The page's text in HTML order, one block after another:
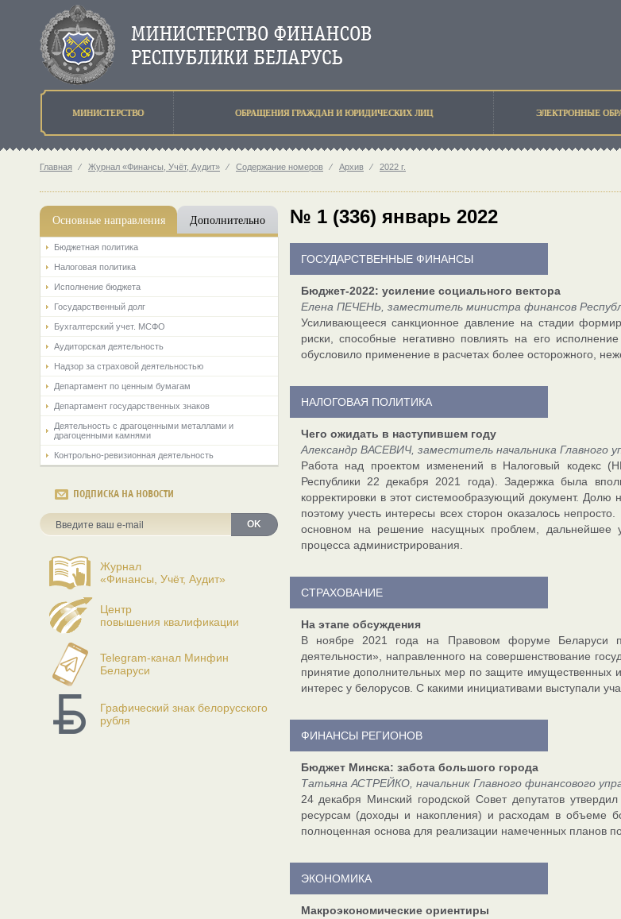
МИНИСТЕРСТВО ОБРАЩЕНИЯ ГРАЖДАН И ЮРИДИЧЕСКИХ ЛИЦ ЭЛЕКТРОННЫЕ
Главная ⁄ Журнал «Финансы, Учёт, Аудит» ⁄ Содержание номеров ⁄ Архив ⁄ 2022 г.
Основные направления Дополнительно
Бюджетная политика
Налоговая политика
Исполнение бюджета
Государственный долг
Бухгалтерский учет. МСФО
Аудиторская деятельность
Надзор за страховой деятельностью
Департамент по ценным бумагам
Департамент государственных знаков
Деятельность с драгоценными металлами и
драгоценными камнями
Контрольно-ревизионная деятельность
ПОДПИСКА НА НОВОСТИ
OK
Журнал
«Финансы, Учёт, Аудит»
Центр
повышения квалификации
Telegram-канал Минфин
Беларуси
Графический знак белорусского
рубля
№ 1 (336) январь 2022
ГОСУДАРСТВЕННЫЕ ФИНАНСЫ
Бюджет-2022: усиление социального вектора
Елена ПЕЧЕНЬ, заместитель министра финансов
Усиливающееся санкционное давление на стадии
риски, способные негативно повлиять на его
обусловило применение в расчетах более осторожного,
НАЛОГОВАЯ ПОЛИТИКА
Чего ожидать в наступившем году
Александр ВАСЕВИЧ, заместитель начальника Главного
Работа над проектом изменений в Налоговый кодекс
Республики 22 декабря 2021 года). Задержка была
корректировки в этот системообразующий документ.
поэтому учесть интересы всех сторон оказалось
основном на решение насущных проблем, дальнейшее
процесса администрирования.
СТРАХОВАНИЕ
На этапе обсуждения
В ноябре 2021 года на Правовом форуме Беларуси
деятельности», направленного на совершенствование
принятие дополнительных мер по защите имущественных
интерес у белорусов. С какими инициативами выступали
ФИНАНСЫ РЕГИОНОВ
Бюджет Минска: забота большого города
Татьяна АСТРЕЙКО, начальник Главного финансового
24 декабря Минский городской Совет депутатов
ресурсам (доходы и накопления) и расходам в объеме
полноценная основа для реализации намеченных планов
ЭКОНОМИКА
Макроэкономические ориентиры